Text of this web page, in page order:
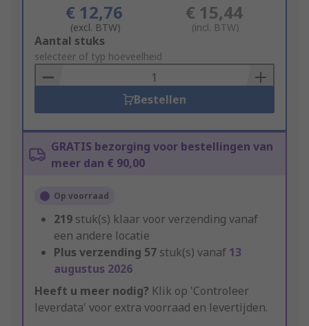
€ 12,76
(excl. BTW)
€ 15,44
(incl. BTW)
Add
to
Basket
Aantal stuks
selecteer of typ hoeveelheid
Bestellen
GRATIS bezorging voor bestellingen van
meer dan € 90,00
Op voorraad
219 stuk(s) klaar voor verzending vanaf
een andere locatie
Plus verzending 57 stuk(s) vanaf 13
augustus 2026
Heeft u meer nodig? Klik op 'Controleer
leverdata' voor extra voorraad en levertijden.